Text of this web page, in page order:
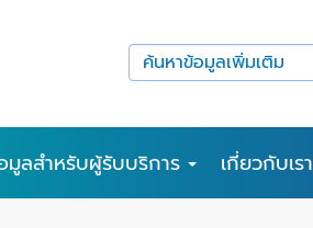
มูลสำหรับผู้รับบริการ เกี่ยวกับเรา